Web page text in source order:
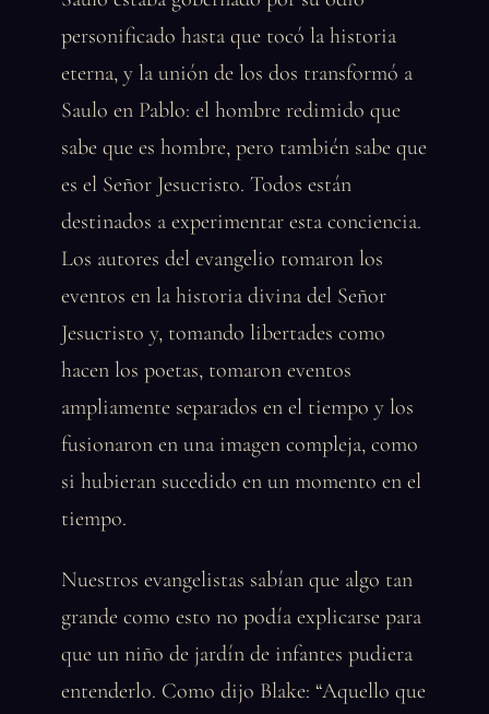
personificado hasta que tocó la historia
eterna, y la unión de los dos transformó a
Saulo en Pablo: el hombre redimido que
sabe que es hombre, pero también sabe que
es el Señor Jesucristo. Todos están
destinados a experimentar esta conciencia.
Los autores del evangelio tomaron los
eventos en la historia divina del Señor
Jesucristo y, tomando libertades como
hacen los poetas, tomaron eventos
ampliamente separados en el tiempo y los
fusionaron en una imagen compleja, como
si hubieran sucedido en un momento en el
tiempo.
Nuestros evangelistas sabían que algo tan
grande como esto no podía explicarse para
que un niño de jardín de infantes pudiera
entenderlo. Como dijo Blake: “Aquello que